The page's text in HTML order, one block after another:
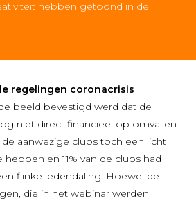
hebben getoond in de
regelingen coronacrisis
beeld bevestigd werd dat de
niet direct financieel op omvallen
de aanwezige clubs toch een licht
en 11% van de clubs had
flinke ledendaling. Hoewel de
die in het webinar werden